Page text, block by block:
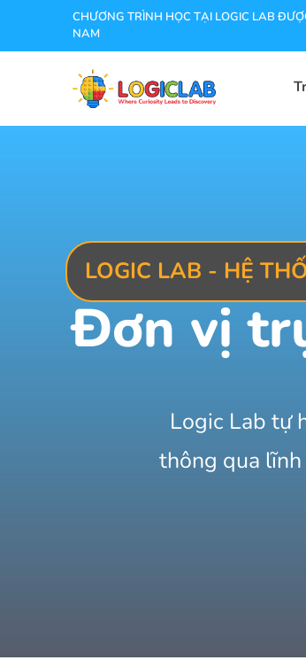
CHƯƠNG TRÌNH HỌC TẠI LOGIC LAB
NAM
LOGIC LAB - HỆ
Đơn vị
Logic Lab tự
thông qua